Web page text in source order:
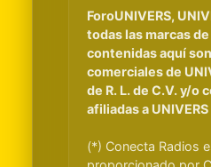
ForoUNIVERS,
todas las marcas de
contenidas aquí
comerciales de
de R. L. de C.V. y/o
afiliadas a
(*) Conecta Radios